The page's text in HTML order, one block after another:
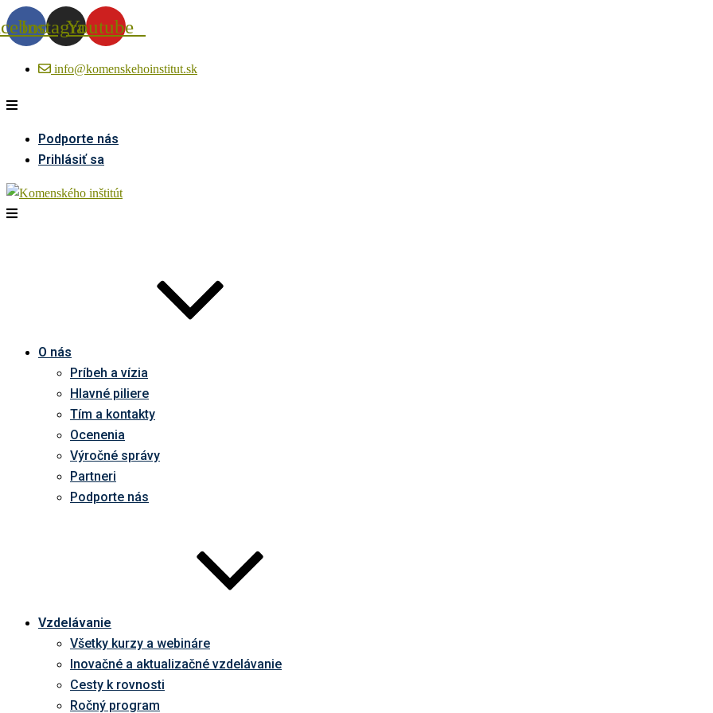
InstagramYoutube
info@komenskehoinstitut.sk
Podporte nás
Prihlásiť sa
O nás
Príbeh a vízia
Hlavné piliere
Tím a kontakty
Ocenenia
Výročné správy
Partneri
Podporte nás
Vzdelávanie
Všetky kurzy a webináre
Inovačné a aktualizačné vzdelávanie
Cesty k rovnosti
Ročný program